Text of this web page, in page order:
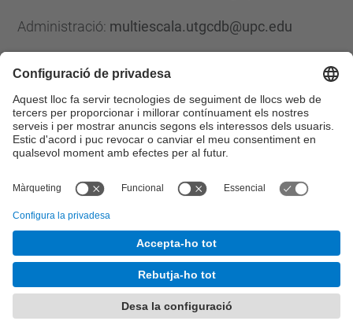
Administració: multiescala.utgcdb@upc.edu
Llista Xarxes Socials
© UPCCentre de Recerca en Ciencia i Enginyeria
Multiescala de Barcelona
Desenvolupat amb